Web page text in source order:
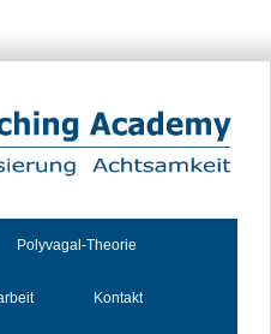
Polyvagal-Theorie
Kontakt